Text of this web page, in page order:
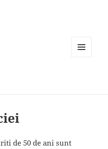
de 50 de ani sunt